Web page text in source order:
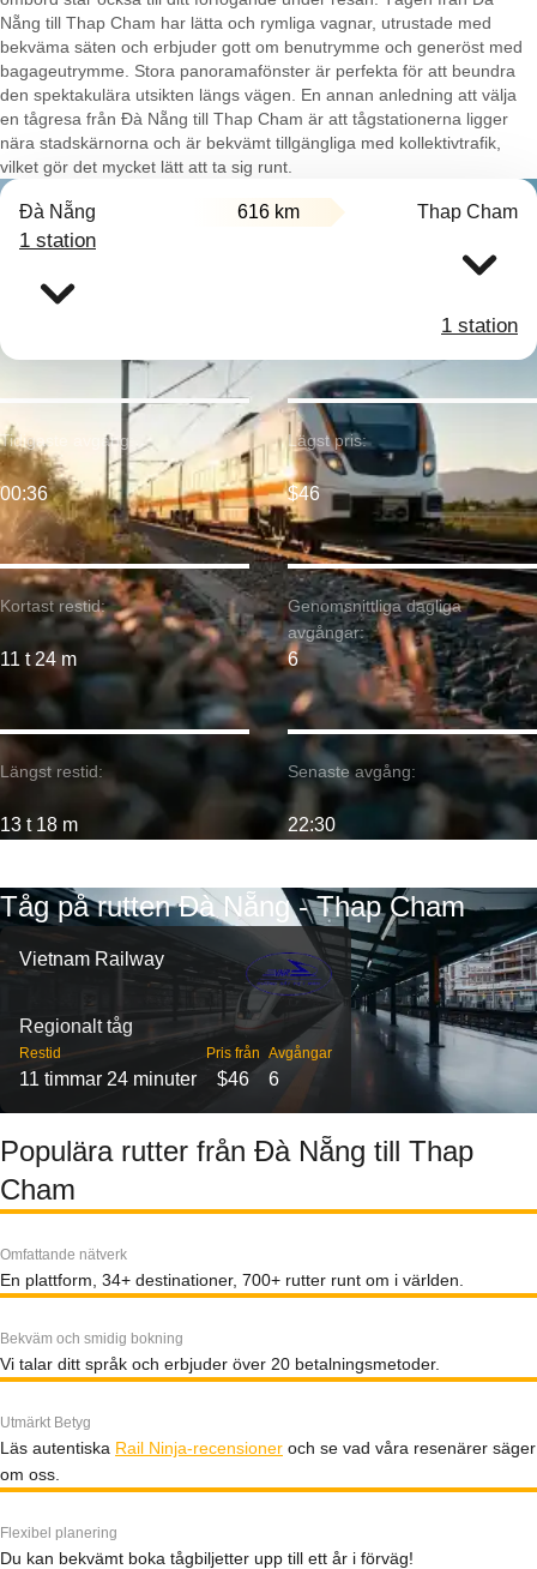
Nẵng till Thap Cham har lätta och rymliga vagnar, utrustade med
bekväma säten och erbjuder gott om benutrymme och generöst med
bagageutrymme. Stora panoramafönster är perfekta för att beundra
den spektakulära utsikten längs vägen. En annan anledning att välja
en tågresa från Đà Nẵng till Thap Cham är att tågstationerna ligger
nära stadskärnorna och är bekvämt tillgängliga med kollektivtrafik,
vilket gör det mycket lätt att ta sig runt.
Đà Nẵng 616 km Thap Cham
1 station
1 station
Kortast restid:
11 t 24 m
Tidigaste avgång:
00:36
Längst restid:
13 t 18 m
Lägst pris:
$46
Genomsnittliga dagliga
avgångar:
6
Senaste avgång:
22:30
Tåg på rutten Đà Nẵng - Thap Cham
Vietnam Railway
Regionalt tåg
Restid
11 timmar 24 minuter
Pris från
$46
Avgångar
6
Populära rutter från Đà Nẵng till Thap
Cham
Omfattande nätverk
En plattform, 34+ destinationer, 700+ rutter runt om i världen.
Bekväm och smidig bokning
Vi talar ditt språk och erbjuder över 20 betalningsmetoder.
Utmärkt Betyg
Läs autentiska Rail Ninja-recensioner och se vad våra resenärer säger
om oss.
Flexibel planering
Du kan bekvämt boka tågbiljetter upp till ett år i förväg!